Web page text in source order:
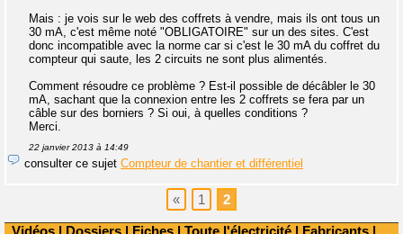
Mais : je vois sur le web des coffrets à vendre, mais ils ont tous un
30 mA, c'est même noté "OBLIGATOIRE" sur un des sites. C'est
donc incompatible avec la norme car si c'est le 30 mA du coffret du
compteur qui saute, les 2 circuits ne sont plus alimentés.
Comment résoudre ce problème ? Est-il possible de décâbler le 30
mA, sachant que la connexion entre les 2 coffrets se fera par un
câble sur des borniers ? Si oui, à quelles conditions ?
Merci.
22 janvier 2013 à 14:49
consulter ce sujet Compteur de chantier et différentiel
« 1 2